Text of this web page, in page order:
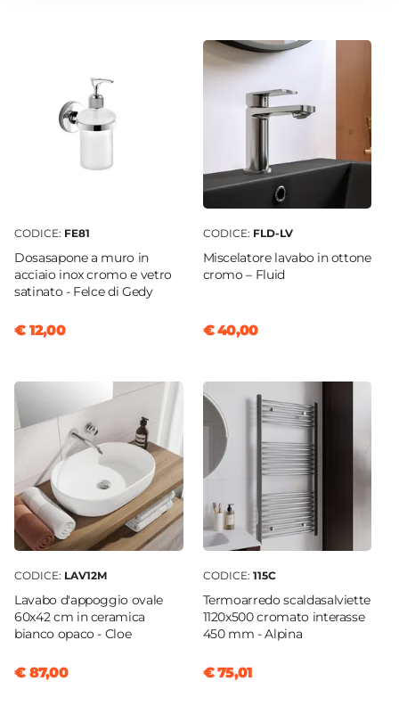
CODICE: FE81
Dosasapone a muro in
acciaio inox cromo e vetro
satinato - Felce di Gedy
€ 12,00
CODICE: FLD-LV
Miscelatore lavabo in ottone
cromo – Fluid
€ 40,00
CODICE: LAV12M
Lavabo d'appoggio ovale
60x42 cm in ceramica
bianco opaco - Cloe
€ 87,00
CODICE: 115C
Termoarredo scaldasalviette
1120x500 cromato interasse
450 mm - Alpina
€ 75,01